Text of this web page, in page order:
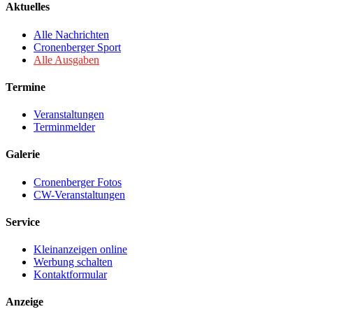
Aktuelles
Alle Nachrichten
Cronenberger Sport
Alle Ausgaben
Termine
Veranstaltungen
Terminmelder
Galerie
Cronenberger Fotos
CW-Veranstaltungen
Service
Kleinanzeigen online
Werbung schalten
Kontaktformular
Anzeige